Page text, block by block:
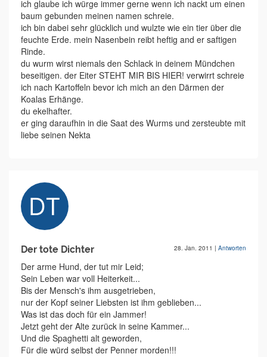
ich glaube ich würge immer gerne wenn ich nackt um einen
baum gebunden meinen namen schreie.
ich bin dabei sehr glücklich und wulzte wie ein tier über die
feuchte Erde. mein Nasenbein reibt heftig and er saftigen
Rinde.
du wurm wirst niemals den Schlack in deinem Mündchen
beseitigen. der Eiter STEHT MIR BIS HIER! verwirrt schreie
ich nach Kartoffeln bevor ich mich an den Därmen der
Koalas Erhänge.
du ekelhafter.
er ging daraufhin in die Saat des Wurms und zersteubte mit
liebe seinen Nekta
Der tote Dichter 28. Jan. 2011 | Antworten
Der arme Hund, der tut mir Leid;
Sein Leben war voll Heiterkeit...
Bis der Mensch's ihm ausgetrieben,
nur der Kopf seiner Liebsten ist ihm geblieben...
Was ist das doch für ein Jammer!
Jetzt geht der Alte zurück in seine Kammer...
Und die Spaghetti alt geworden,
Für die würd selbst der Penner morden!!!